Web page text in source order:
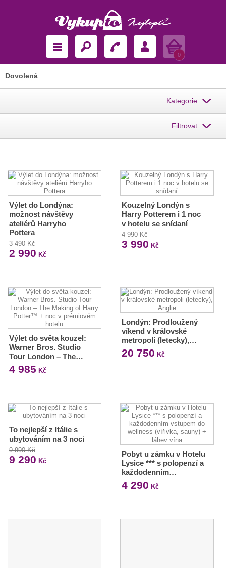
Košík
0
Dovolená
Kategorie
Filtrovat
Výlet do Londýna:
možnost návštěvy
ateliérů Harryho
Pottera
3 490 Kč
2 990 Kč
Kouzelný Londýn s
Harry Potterem i 1 noc
v hotelu se snídaní
4 990 Kč
3 990 Kč
Výlet do světa kouzel:
Warner Bros. Studio
Tour London – The…
4 985 Kč
Londýn: Prodloužený
víkend v královské
metropoli (letecky),…
20 750 Kč
To nejlepší z Itálie s
ubytováním na 3 noci
9 990 Kč
9 290 Kč
Pobyt u zámku v Hotelu
Lysice *** s polopenzí a
každodenním…
4 290 Kč